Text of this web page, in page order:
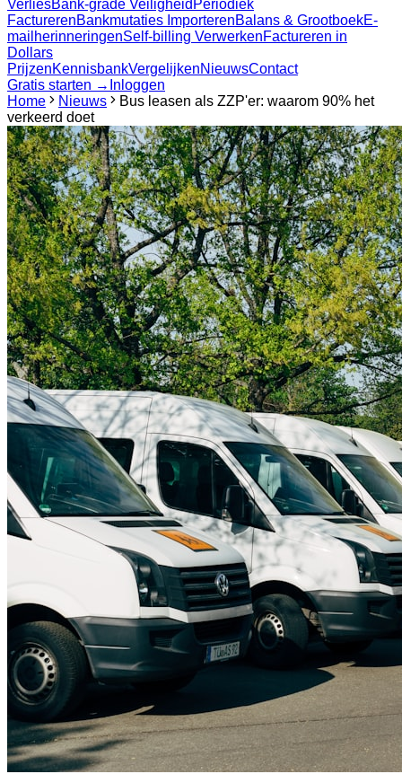
VerliesBank-grade Veiligheid Periodiek
FacturerenBankmutaties ImporterenBalans & GrootboekE-
mailherinneringenSelf-billing VerwerkenFactureren in
Dollars
PrijzenKennisbankVergelijkenNieuwsContact
Gratis starten → Inloggen
Home
Nieuws
Bus leasen als ZZP'er: waarom 90% het
verkeerd doet